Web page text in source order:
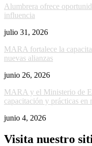
Alumbrera ofrece
influencia
julio 31, 2026
MARA fortalece la
nuevas alianzas
junio 26, 2026
MARA y el Ministerio de
capacitación y prácticas en
junio 4, 2026
Visita nuestro